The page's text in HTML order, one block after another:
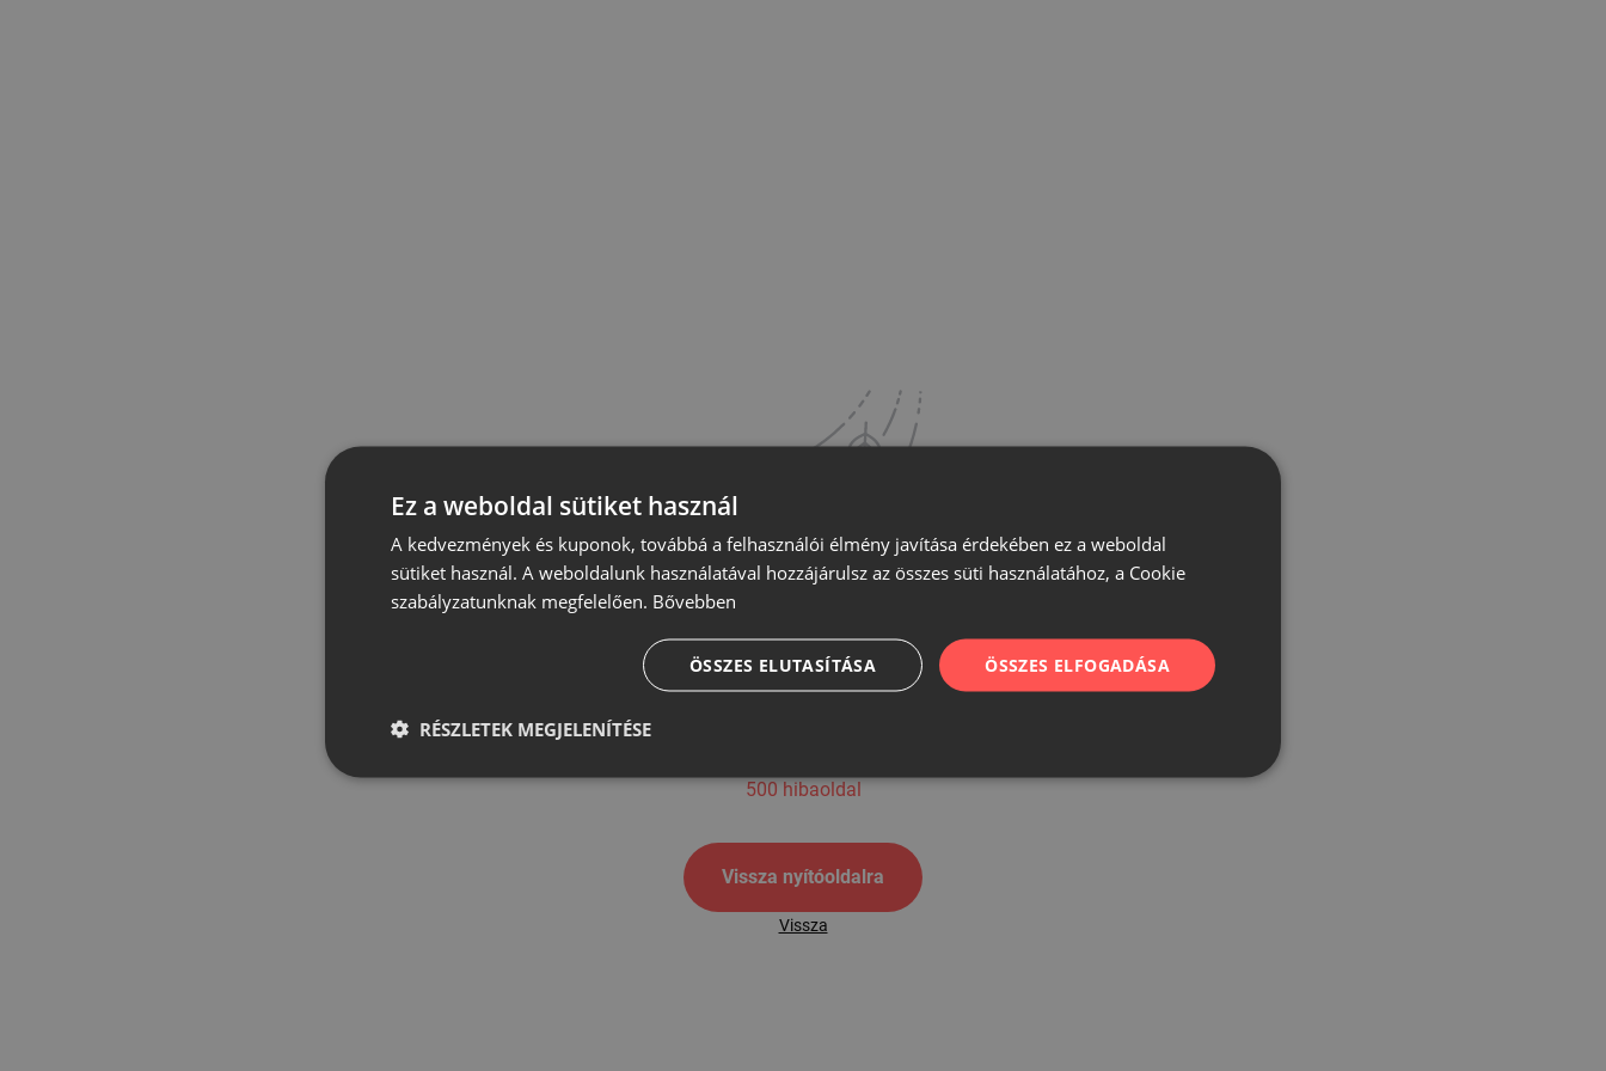
500
500 hibaoldal
Vissza nyítóoldalra
Vissza
Ez a weboldal sütiket használ
A kedvezmények és kuponok, továbbá a felhasználói élmény javítása érdekében ez a weboldal
sütiket használ. A weboldalunk használatával hozzájárulsz az összes süti használatához, a Cookie
szabályzatunknak megfelelően. Bővebben
ÖSSZES ELFOGADÁSA
ÖSSZES ELUTASÍTÁSA
RÉSZLETEK MEGJELENÍTÉSE